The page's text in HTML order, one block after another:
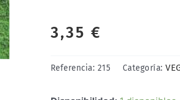
3,35 €
Referencia: 215 Categoría: